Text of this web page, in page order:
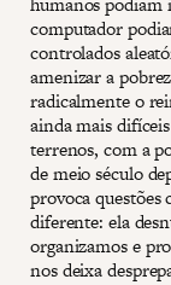
computador
controlados
amenizar a
radicalmente o
ainda mais
terrenos, com a
de meio século
provoca questões
diferente: ela
organizamos e
nos deixa